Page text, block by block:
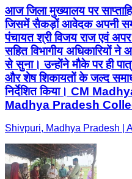
आज जिला मुख्यालय पर
जिसमें सैकड़ों आवेदक अपनी
पंचायत श्री विजय राज एवं
सहित विभागीय अधिकारियों
से सुना। उन्होंने मौके पर ही
और शेष शिकायतों के जल्द
निर्देशित किया। CM
Madhya Pradesh
Shivpuri, Madhya Pradesh |